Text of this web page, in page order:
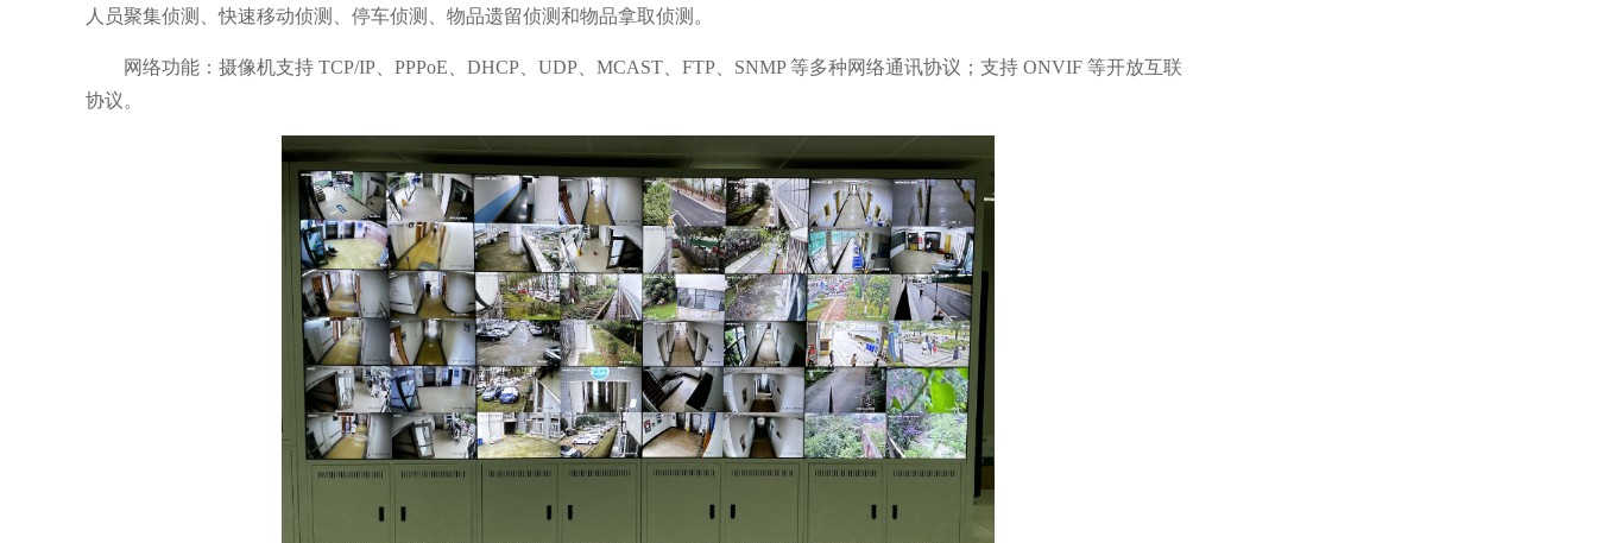
人员聚集侦测、快速移动侦测、停车侦测、物品遗留侦测和物品拿取侦测。
网络功能：摄像机支持 TCP/IP、PPPoE、DHCP、UDP、MCAST、FTP、SNMP 等多种网络通讯协议；支持 ONVIF 等开放互联
协议。